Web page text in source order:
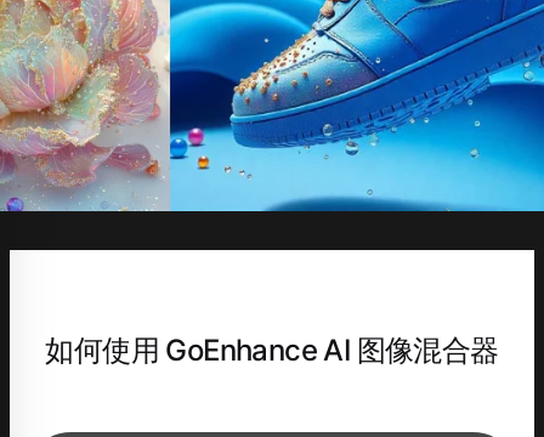
如何使用 GoEnhance AI 图像混合器